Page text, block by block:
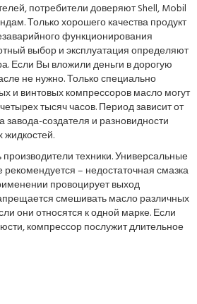
потребители доверяют Shell, Mobil
Только хорошего качества продукт
функционирования
выбор и эксплуатация определяют
Если Вы вложили деньги в дорогую
не нужно. Только специально
и винтовых компрессоров масло могут
тысяч часов. Период зависит от
завода-создателя и разновидности
техники. Универсальные
рекомендуется – недостаточная смазка
провоцирует выход
смешивать масло различных
они относятся к одной марке. Если
компрессор послужит длительное